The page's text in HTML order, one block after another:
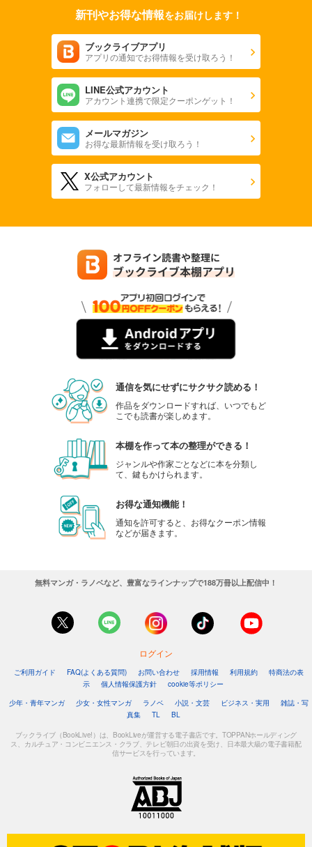
新刊やお得な情報をお届けします！
ブックライブアプリ
アプリの通知でお得情報を受け取ろう！
LINE公式アカウント
アカウント連携で限定クーポンゲット！
メールマガジン
お得な最新情報を受け取ろう！
X公式アカウント
フォローして最新情報をチェック！
通信を気にせずにサクサク読める！
作品をダウンロードすれば、いつでもど
こでも読書が楽しめます。
本棚を作って本の整理ができる！
ジャンルや作家ごとなどに本を分類し
て、鍵もかけられます。
お得な通知機能！
通知を許可すると、お得なクーポン情報
などが届きます。
無料マンガ・ラノベなど、豊富なラインナップで188万冊以上配信中！
ログイン
ご利用ガイド FAQ(よくある質問) お問い合わせ 採用情報 利用規約
特商法の表
示
個人情報保護方針
cookie等ポリシー
少年・青年マンガ
少女・女性マンガ ラノベ 小説・文芸 ビジネス・実用
雑誌・写
真集
TL BL
ブックライブ（BookLive!）は、BookLiveが運営する電子書店です。TOPPANホールディング
ス、カルチュア・コンビニエンス・クラブ、テレビ朝日の出資を受け、日本最大級の電子書籍配
信サービスを行っています。